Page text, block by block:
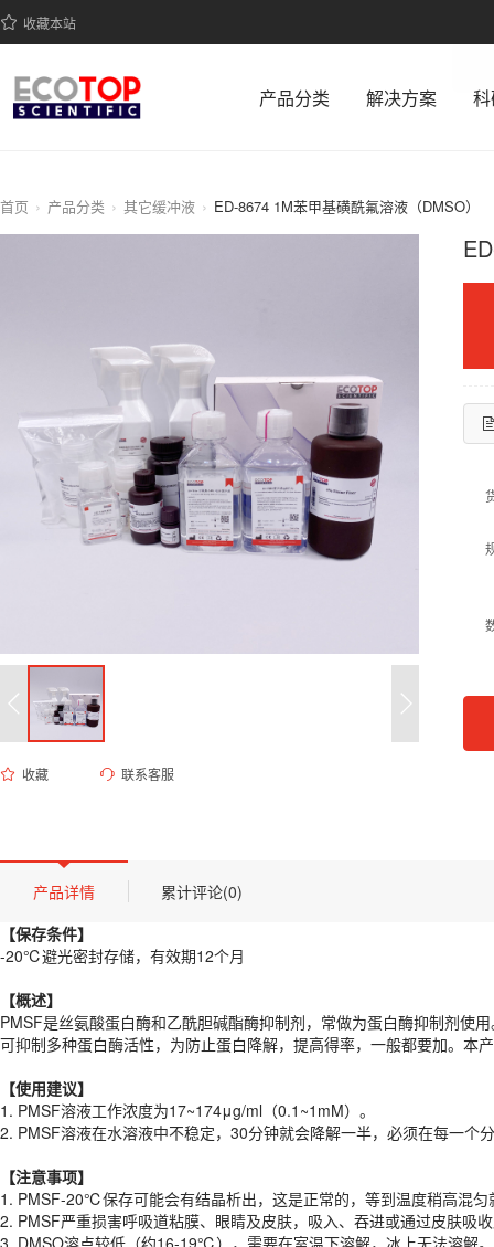
收藏本站
产品分类 解决方案
首页 产品分类 其它缓冲液 ED-8674 1M苯甲基磺酰氟溶液（DMSO）
收藏 联系客服
产品描述
【保存条件】
-20℃避光密封存储，有效期12个月
【概述】
【使用建议】
1.PMSF溶液工作浓度为17~174μg/ml（0.1~1mM）。
【注意事项】
1. PMSF-20℃保存可能会有结晶析出，这是正常的，等到温度稍高混匀
3.DMSO溶点较低（约16-19℃），需要在室温下溶解，冰上无法溶解。
4. 一旦眼睛或皮肤接触了PMSF，应立即用大量水冲洗之。凡被PMSF
5. PMSF在水溶液中不稳定。应在使用前从贮存液中现用现加于裂解缓
产品规格
产品详情
累计评论(0)
【保存条件】
-20℃避光密封存储，有效期12个月
【概述】
PMSF是丝氨酸蛋白酶和乙酰胆碱酯酶抑制剂，常做为蛋白酶抑制剂使
可抑制多种蛋白酶活性，为防止蛋白降解，提高得率，一般都要加。本
【使用建议】
1. PMSF溶液工作浓度为17~174μg/ml（0.1~1mM）。
2. PMSF溶液在水溶液中不稳定，30分钟就会降解一半，必须在每一
【注意事项】
1. PMSF-20℃保存可能会有结晶析出，这是正常的，等到温度稍高混匀
2. PMSF严重损害呼吸道粘膜、眼睛及皮肤，吸入、吞进或通过皮肤吸
3. DMSO溶点较低（约16-19℃），需要在室温下溶解，冰上无法溶解。